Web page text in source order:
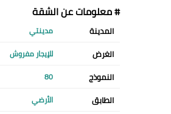
# معلومات عن الشقة
المدينة مدينتي
الغرض للإيجار مفروش
النموذج 80
الطابق الأرضي